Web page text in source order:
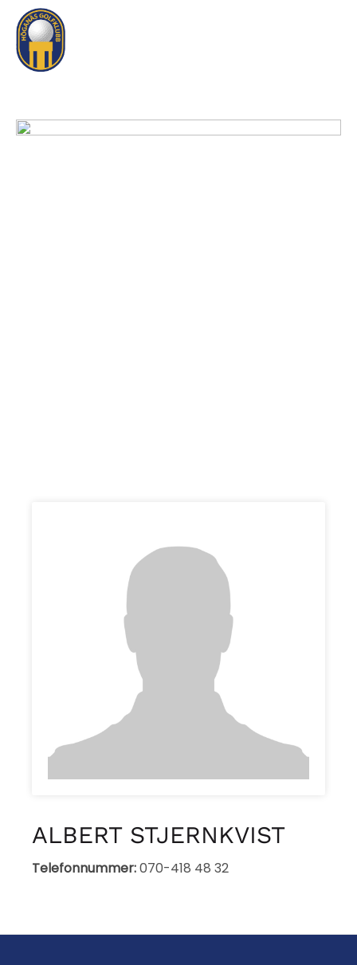
ALBERT STJERNKVIST
Telefonnummer:070-418 48 32